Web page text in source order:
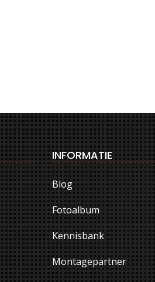
INFORMATIE
Blog
Fotoalbum
Kennisbank
Montagepartner